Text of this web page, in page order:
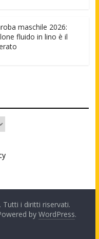
maschile 2026:
fluido in lino è il
. Tutti i diritti riservati.
by WordPress.